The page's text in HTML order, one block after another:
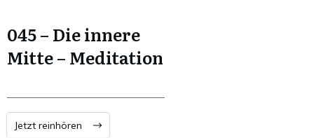
045 – Die innere
Mitte – Meditation
Jetzt reinhören